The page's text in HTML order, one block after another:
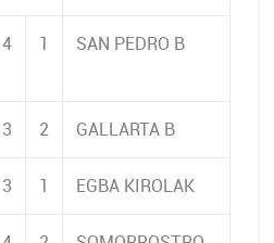
4 1 SAN PEDRO B
3 2 GALLARTA B
3 1 EGBA KIROLAK